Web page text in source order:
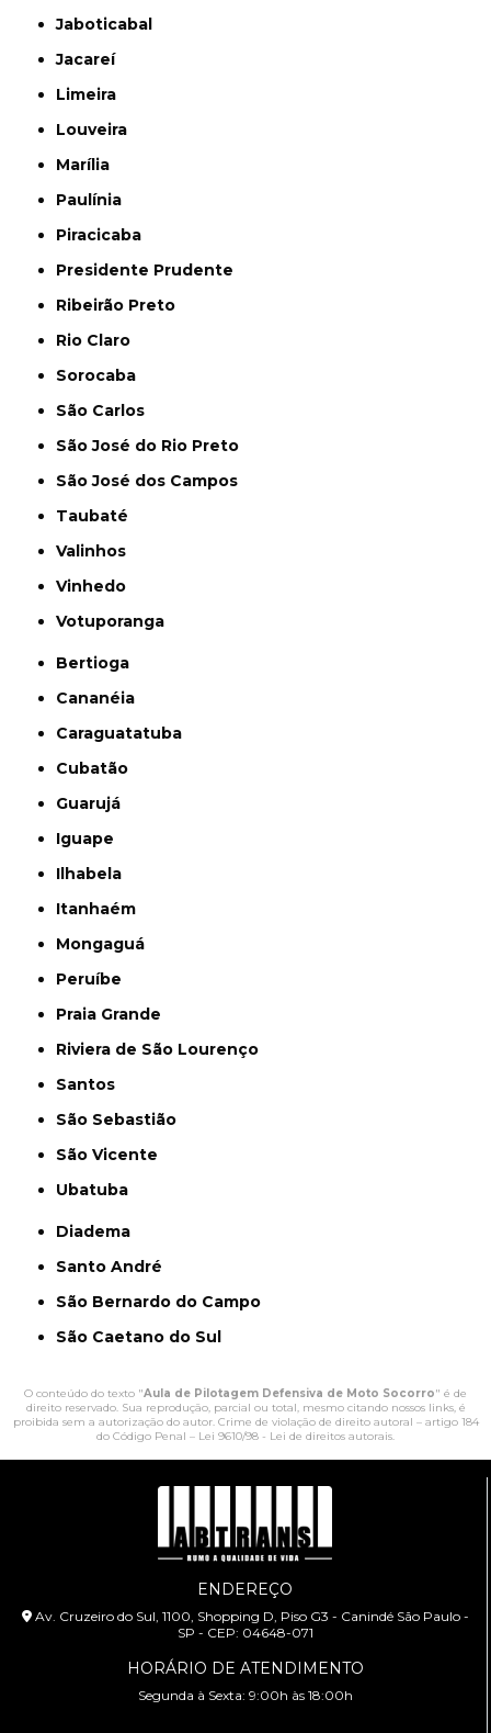
Jaboticabal
Jacareí
Limeira
Louveira
Marília
Paulínia
Piracicaba
Presidente Prudente
Ribeirão Preto
Rio Claro
Sorocaba
São Carlos
São José do Rio Preto
São José dos Campos
Taubaté
Valinhos
Vinhedo
Votuporanga
Bertioga
Cananéia
Caraguatatuba
Cubatão
Guarujá
Iguape
Ilhabela
Itanhaém
Mongaguá
Peruíbe
Praia Grande
Riviera de São Lourenço
Santos
São Sebastião
São Vicente
Ubatuba
Diadema
Santo André
São Bernardo do Campo
São Caetano do Sul
O conteúdo do texto "Aula de Pilotagem Defensiva de Moto Socorro" é de
direito reservado. Sua reprodução, parcial ou total, mesmo citando nossos links, é
proibida sem a autorização do autor. Crime de violação de direito autoral – artigo 184
do Código Penal – Lei 9610/98 - Lei de direitos autorais.
ENDEREÇO
Av. Cruzeiro do Sul, 1100, Shopping D, Piso G3 - Canindé São Paulo -
SP - CEP: 04648-071
HORÁRIO DE ATENDIMENTO
Segunda à Sexta: 9:00h às 18:00h